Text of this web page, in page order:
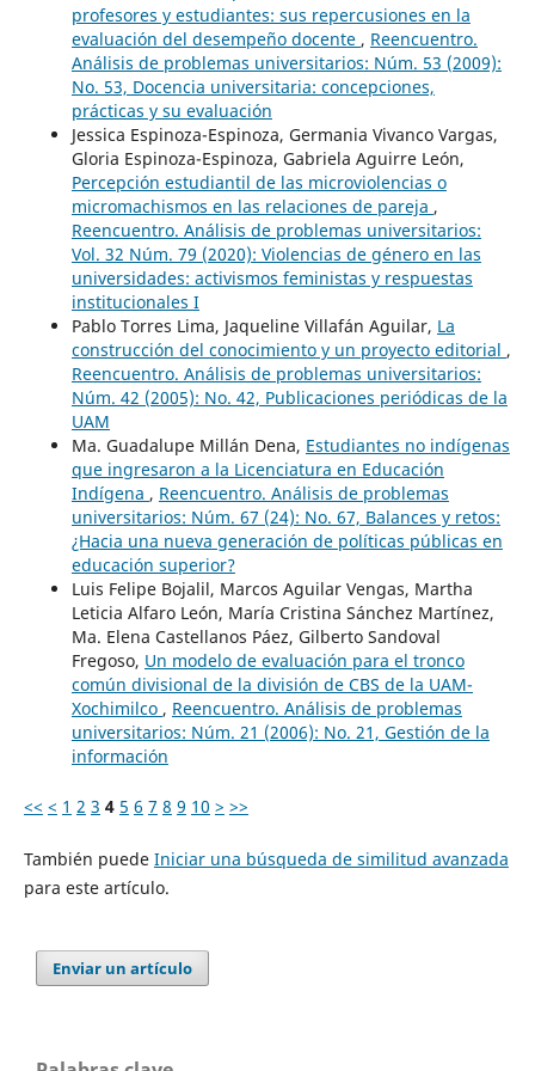
profesores y estudiantes: sus repercusiones en la
evaluación del desempeño docente , Reencuentro.
Análisis de problemas universitarios: Núm. 53 (2009):
No. 53, Docencia universitaria: concepciones,
prácticas y su evaluación
Jessica Espinoza-Espinoza, Germania Vivanco Vargas,
Gloria Espinoza-Espinoza, Gabriela Aguirre León,
Percepción estudiantil de las microviolencias o
micromachismos en las relaciones de pareja ,
Reencuentro. Análisis de problemas universitarios:
Vol. 32 Núm. 79 (2020): Violencias de género en las
universidades: activismos feministas y respuestas
institucionales I
Pablo Torres Lima, Jaqueline Villafán Aguilar, La
construcción del conocimiento y un proyecto editorial ,
Reencuentro. Análisis de problemas universitarios:
Núm. 42 (2005): No. 42, Publicaciones periódicas de la
UAM
Ma. Guadalupe Millán Dena, Estudiantes no indígenas
que ingresaron a la Licenciatura en Educación
Indígena , Reencuentro. Análisis de problemas
universitarios: Núm. 67 (24): No. 67, Balances y retos:
¿Hacia una nueva generación de políticas públicas en
educación superior?
Luis Felipe Bojalil, Marcos Aguilar Vengas, Martha
Leticia Alfaro León, María Cristina Sánchez Martínez,
Ma. Elena Castellanos Páez, Gilberto Sandoval
Fregoso, Un modelo de evaluación para el tronco
común divisional de la división de CBS de la UAM-
Xochimilco , Reencuentro. Análisis de problemas
universitarios: Núm. 21 (2006): No. 21, Gestión de la
información
<< < 1 2 3 4 5 6 7 8 9 10 > >>
También puede Iniciar una búsqueda de similitud avanzada
para este artículo.
Enviar un artículo